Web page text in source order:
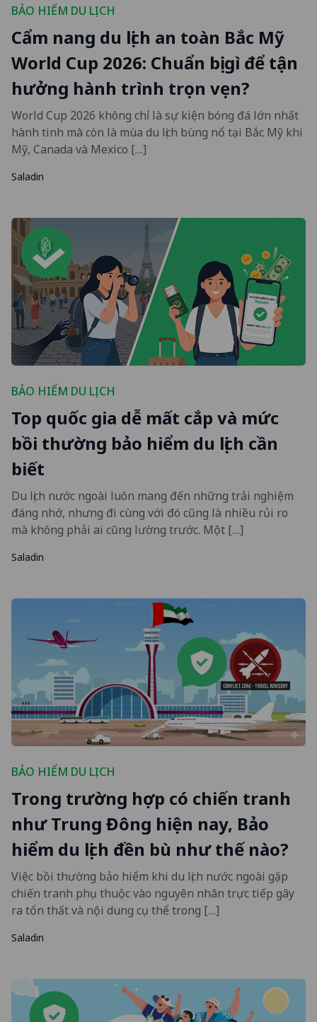
BẢO HIỂM DU LỊCH
Cẩm nang du lịch an toàn Bắc Mỹ
World Cup 2026: Chuẩn bị gì để tận
hưởng hành trình trọn vẹn?
World Cup 2026 không chỉ là sự kiện bóng đá lớn nhất
hành tinh mà còn là mùa du lịch bùng nổ tại Bắc Mỹ khi
Mỹ, Canada và Mexico […]
Saladin
BẢO HIỂM DU LỊCH
Top quốc gia dễ mất cắp và mức
bồi thường bảo hiểm du lịch cần
biết
Du lịch nước ngoài luôn mang đến những trải nghiệm
đáng nhớ, nhưng đi cùng với đó cũng là nhiều rủi ro
mà không phải ai cũng lường trước. Một […]
Saladin
BẢO HIỂM DU LỊCH
Trong trường hợp có chiến tranh
như Trung Đông hiện nay, Bảo
hiểm du lịch đền bù như thế nào?
Việc bồi thường bảo hiểm khi du lịch nước ngoài gặp
chiến tranh phụ thuộc vào nguyên nhân trực tiếp gây
ra tổn thất và nội dung cụ thể trong […]
Saladin